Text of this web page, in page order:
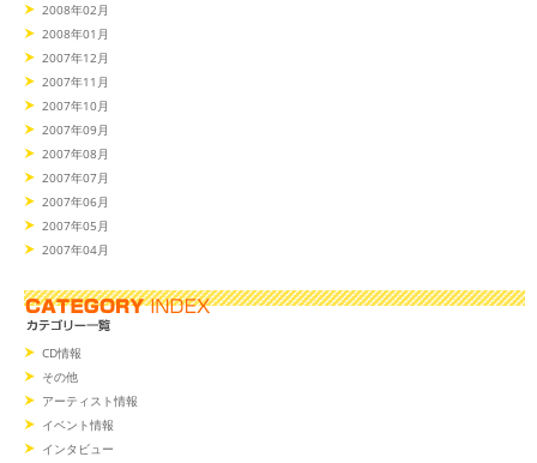
2008年02月
2008年01月
2007年12月
2007年11月
2007年10月
2007年09月
2007年08月
2007年07月
2007年06月
2007年05月
2007年04月
CD情報
その他
アーティスト情報
イベント情報
インタビュー